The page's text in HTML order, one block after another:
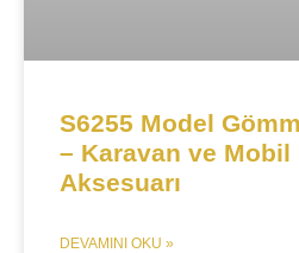
S6255 Model
– Karavan ve Mobil
Aksesuarı
DEVAMINI OKU »